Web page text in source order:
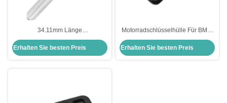
34.11mm Länge
Motorradschlüsselhülle für Harley-
Davidson Keyblade
Erhalten Sie besten Preis
Motorradschlüsselhülle Für BMW
Moto Bmw Schlüsselverschluss
Schlüsselhülle Ersatz
Erhalten Sie besten Preis